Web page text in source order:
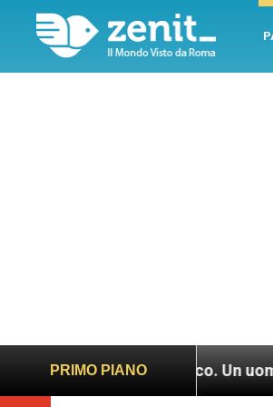
PRIMO PIANO
Francesco. Un uomo di parola”,